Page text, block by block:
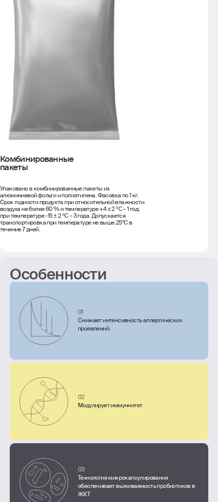
Комбинированные
пакеты
Упаковано в комбинированные пакеты из
алюминиевой фольги и полиэтилена. Фасовка по 1 кг.
Срок годности продукта при относительной влажности
воздуха не более 60 % и температуре +4 ± 2 ºС – 1 год;
при температуре -15 ± 2 ºС – 3 года. Допускается
транспортировка при температуре не выше 25°С в
течение 7 дней.
Особенности
01
Снижает интенсивность аллергических
проявлений.
02
Модулирует иммуннитет
03
Технология микрокапсулирования
обеспечивает выживаемость пробиотиков в
ЖКТ